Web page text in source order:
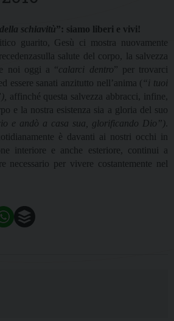
schiavitù”: siamo liberi e vivi!
guarito, Gesù ci mostra nuovamente
salute del corpo, la salvezza
noi oggi a “calarci dentro” per trovarci
essere sanati anzitutto nell’anima ( “i tuoi
affinché questa salvezza abbracci, infine,
e la nostra esistenza sia a gloria del suo
e andò a casa sua, glorificando Dio”)
è davanti ai nostri occhi in
interiore e anche esteriore, continui a
necessario per vivere costantemente nel